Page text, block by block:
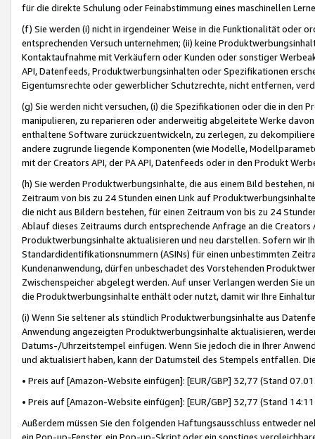
für die direkte Schulung oder Feinabstimmung eines maschinellen
(f) Sie werden (i) nicht in irgendeiner Weise in die Funktionalität oder
entsprechenden Versuch unternehmen; (ii) keine
Kontaktaufnahme mit Verkäufern oder Kunden oder sonstiger
API, Datenfeeds, Produktwerbungsinhalten oder Spezifikationen
Eigentumsrechte oder gewerblicher Schutzrechte, nicht entfernen,
(g) Sie werden nicht versuchen, (i) die Spezifikationen oder die in
manipulieren, zu reparieren oder anderweitig abgeleitete Werke
enthaltene Software zurückzuentwickeln, zu zerlegen, zu
andere zugrunde liegende Komponenten (wie Modelle,
mit der Creators API, der PA API, Datenfeeds oder in den Produkt
(h) Sie werden Produktwerbungsinhalte, die aus einem Bild bestehen,
Zeitraum von bis zu 24 Stunden einen Link auf
die nicht aus Bildern bestehen, für einen Zeitraum von bis zu 24
Ablauf dieses Zeitraums durch entsprechende Anfrage an die
Produktwerbungsinhalte aktualisieren und neu darstellen. Sofern wir
Standardidentifikationsnummern (ASINs) für einen unbestimmten
Kundenanwendung, dürfen unbeschadet des Vorstehenden
Zwischenspeicher abgelegt werden. Auf unser Verlangen werden Sie
die Produktwerbungsinhalte enthält oder nutzt, damit wir Ihre
(i) Wenn Sie seltener als stündlich Produktwerbungsinhalte aus
Anwendung angezeigten Produktwerbungsinhalte aktualisieren,
Datums-/Uhrzeitstempel einfügen. Wenn Sie jedoch die in Ihrer
und aktualisiert haben, kann der Datumsteil des Stempels entfallen.
• Preis auf [Amazon-Website einfügen]: [EUR/GBP] 32,77 (Stand
• Preis auf [Amazon-Website einfügen]: [EUR/GBP] 32,77 (Stand
Außerdem müssen Sie den folgenden Haftungsausschluss entweder
ein Pop-up-Fenster, ein Pop-up-Skript oder ein sonstiges